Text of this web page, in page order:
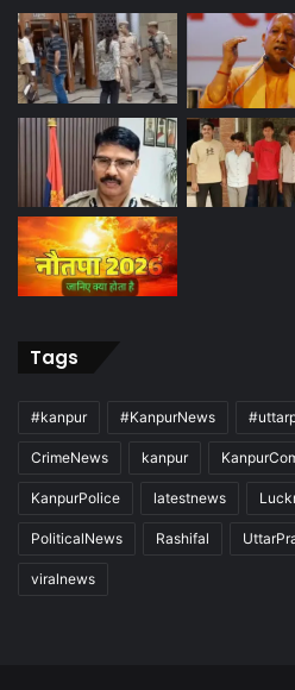
Tags
#kanpur #KanpurNews
CrimeNews kanpur
KanpurPolice latestnews
PoliticalNews Rashifal
viralnews